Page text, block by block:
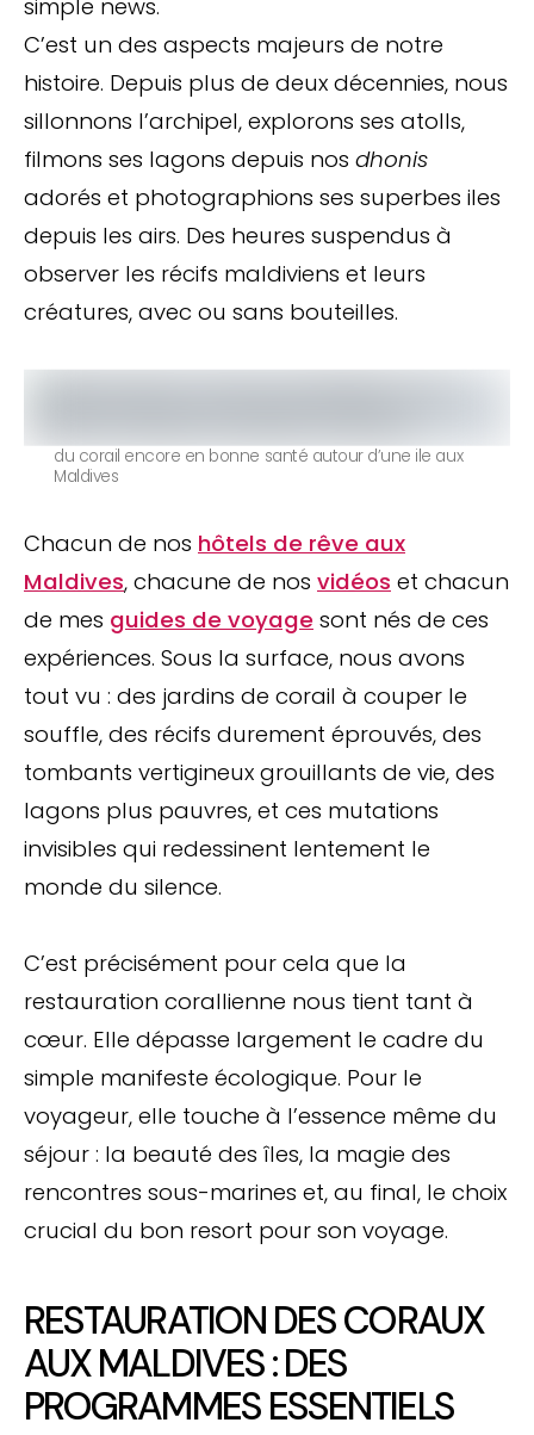
simple news.
C’est un des aspects majeurs de notre
histoire. Depuis plus de deux décennies, nous
sillonnons l’archipel, explorons ses atolls,
filmons ses lagons depuis nos dhonis
adorés et photographions ses superbes iles
depuis les airs. Des heures suspendus à
observer les récifs maldiviens et leurs
créatures, avec ou sans bouteilles.
du corail encore en bonne santé autour d’une ile aux
Maldives
Chacun de nos hôtels de rêve aux
Maldives, chacune de nos vidéos et chacun
de mes guides de voyage sont nés de ces
expériences. Sous la surface, nous avons
tout vu : des jardins de corail à couper le
souffle, des récifs durement éprouvés, des
tombants vertigineux grouillants de vie, des
lagons plus pauvres, et ces mutations
invisibles qui redessinent lentement le
monde du silence.
C’est précisément pour cela que la
restauration corallienne nous tient tant à
cœur. Elle dépasse largement le cadre du
simple manifeste écologique. Pour le
voyageur, elle touche à l’essence même du
séjour : la beauté des îles, la magie des
rencontres sous-marines et, au final, le choix
crucial du bon resort pour son voyage.
RESTAURATION DES CORAUX
AUX MALDIVES : DES
PROGRAMMES ESSENTIELS